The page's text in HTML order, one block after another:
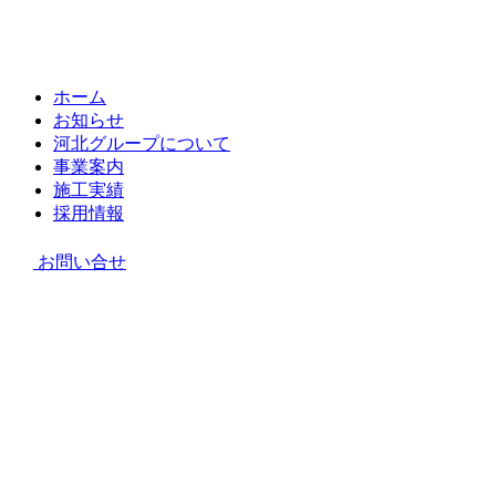
ホーム
お知らせ
河北グループについて
事業案内
施工実績
採用情報
お問い合せ